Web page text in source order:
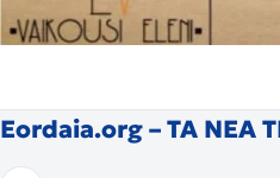
Eordaia.org – ΤΑ ΝΕΑ